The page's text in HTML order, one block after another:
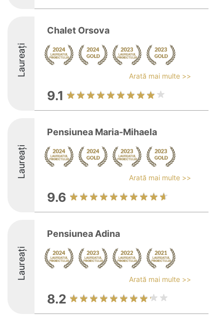
Laureați
Chalet Orsova
Arată mai multe >>
9.1
Laureați
Pensiunea Maria-Mihaela
Arată mai multe >>
9.6
Laureați
Pensiunea Adina
Arată mai multe >>
8.2